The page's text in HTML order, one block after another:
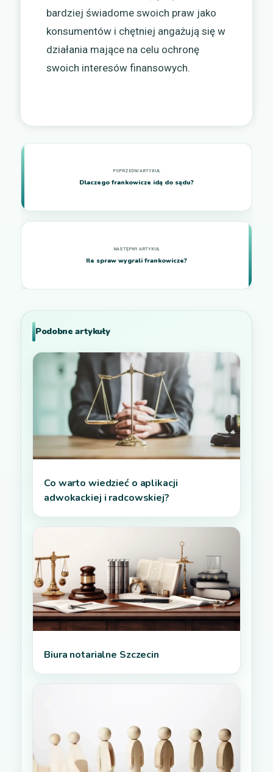
bardziej świadome swoich praw jako
konsumentów i chętniej angażują się w
działania mające na celu ochronę
swoich interesów finansowych.
Dlaczego frankowicze idą do sądu?
Ile spraw wygrali frankowicze?
Podobne artykuły
Co warto wiedzieć o aplikacji
adwokackiej i radcowskiej?
Biura notarialne Szczecin